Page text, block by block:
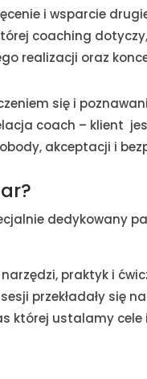
i wsparcie
coaching
realizacji oraz
się i
coach –
akceptacji i
dedykowany
praktyk i
przekładały się
której ustalamy cele